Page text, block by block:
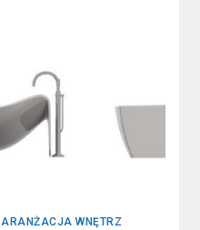
ARANŻACJA WNĘTRZ